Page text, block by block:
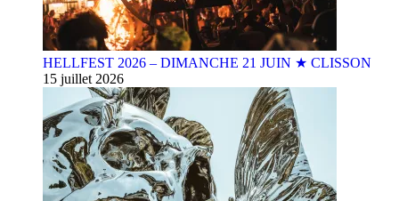
HELLFEST 2026 – DIMANCHE 21 JUIN ★ CLISSON
15 juillet 2026